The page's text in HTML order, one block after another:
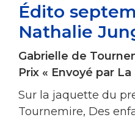
Édito
Nathalie
Gabrielle de
Prix « Envoyé par
Sur la jaquette du
Tournemire, Des